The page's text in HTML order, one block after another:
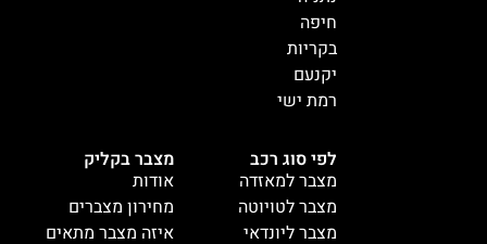
מצבר בקליק
אודות
מחירון מצברים
איזה מצבר מתאים
לפי סוג רכב
מצבר למאזדה
מצבר לטויוטה
מצבר ליונדאי
חיפה
בקריות
יקנעם
רמת ישי